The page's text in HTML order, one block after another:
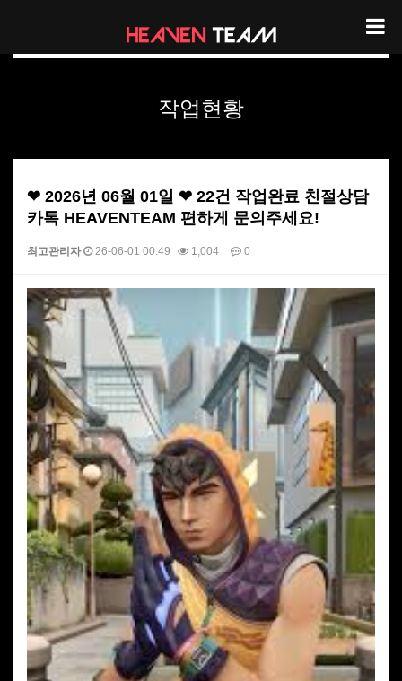
헤븐팀 작업현황
작업현황
❤ 2026년 06월 01일 ❤ 22건 작업완료 친절상담
카톡 HEAVENTEAM 편하게 문의주세요!
최고관리자 26-06-01 00:49 1,004 0
본문